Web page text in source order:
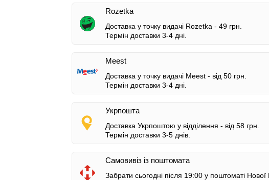
Rozetka
Доставка у точку видачі Rozetka - 49 грн.
Термін доставки 3-4 дні.
Meest
Доставка у точку видачі Meest - від 50 грн.
Термін доставки 3-4 дні.
Укрпошта
Доставка Укрпоштою у відділення - від 58 грн.
Термін доставки 3-5 днів.
Самовивіз із поштомата
Забрати сьогодні після 19:00 у поштоматі